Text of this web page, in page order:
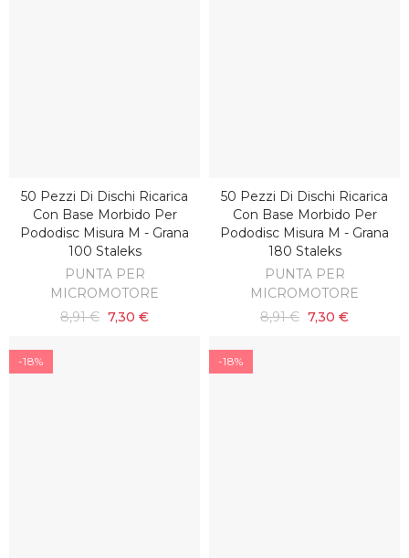
AGGIUNGI AL CARRELLO
50 Pezzi Di Dischi Ricarica
Con Base Morbido Per
Pododisc Misura M - Grana
100 Staleks
PUNTA PER
MICROMOTORE
8,91 € 7,30 €
AGGIUNGI AL CARRELLO
50 Pezzi Di Dischi Ricarica
Con Base Morbido Per
Pododisc Misura M - Grana
180 Staleks
PUNTA PER
MICROMOTORE
8,91 € 7,30 €
-18% -18%